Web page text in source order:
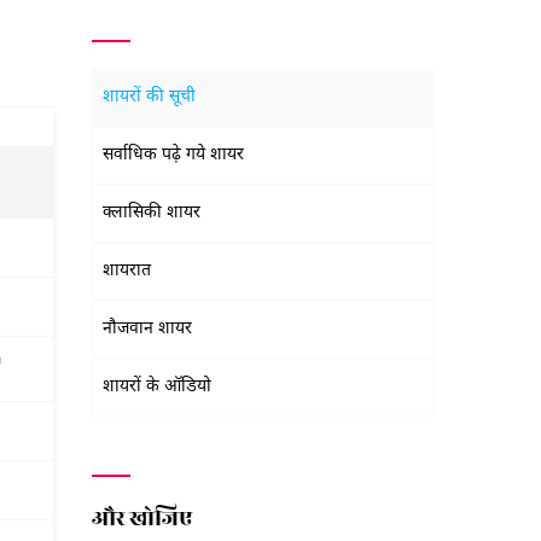
शायरों की सूची
सर्वाधिक पढ़े गये शायर
क्लासिकी शायर
शायरात
नौजवान शायर
शायरों के ऑडियो
और खोजिए